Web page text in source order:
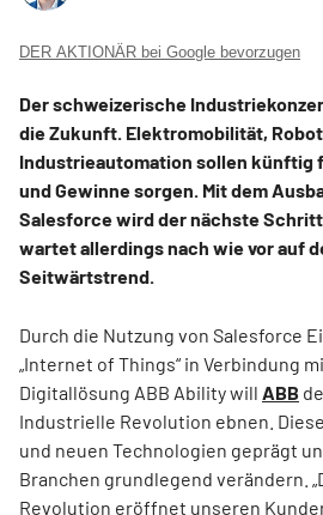
DER AKTIONÄR bei Google bevorzugen
Der schweizerische
die Zukunft. Elektromobilität,
Industrieautomation sollen künftig
und Gewinne sorgen. Mit dem
Salesforce wird der nächste
wartet allerdings nach wie vor auf
Seitwärtstrend.
Durch die Nutzung von Salesforce
„Internet of Things“ in Verbindung
Digitallösung ABB Ability will ABB
Industrielle Revolution ebnen.
und neuen Technologien geprägt
Branchen grundlegend verändern.
Revolution eröffnet unseren